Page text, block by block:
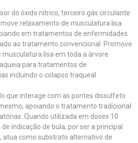
do óxido nítrico, terceiro gás circulante
relaxamento de musculatura lisa
em tratamentos de enfermidades
ao tratamento convencional. Promove
lisa em toda a árvore
para tratamentos de
incluindo o colapso traqueal.
que interage com as pontes dissulfeto
apoiando o tratamento tradicional
Quando utilizada em doses 10
indicação de bula, por ser a principal
atua como substrato alternativo de